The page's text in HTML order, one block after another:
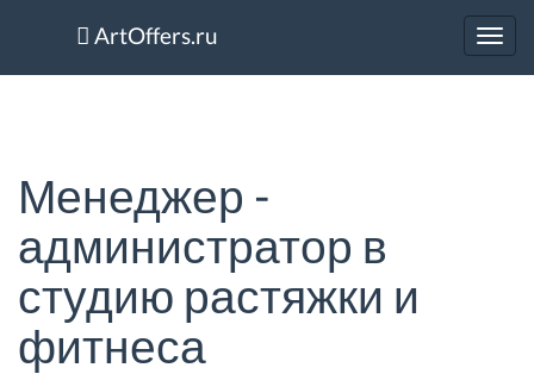
ArtOffers.ru
Менеджер -
администратор в
студию растяжки и
фитнеса